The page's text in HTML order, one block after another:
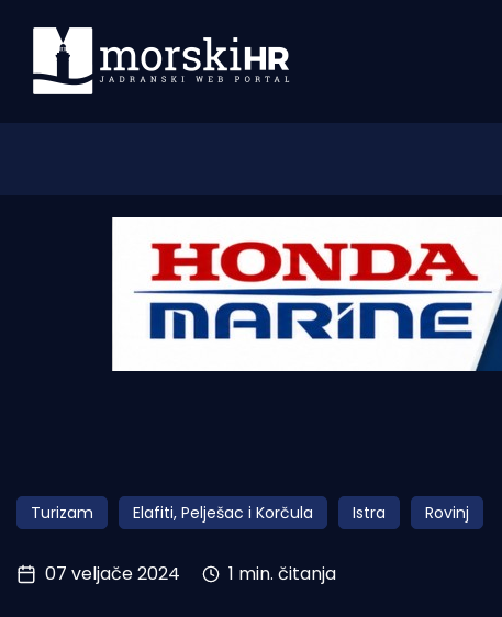
Morski plus
Pomorstvo
Ribolov
Turizam Elafiti, Pelješac i Korčula Istra Rovinj
07 veljače 2024 1 min. čitanja